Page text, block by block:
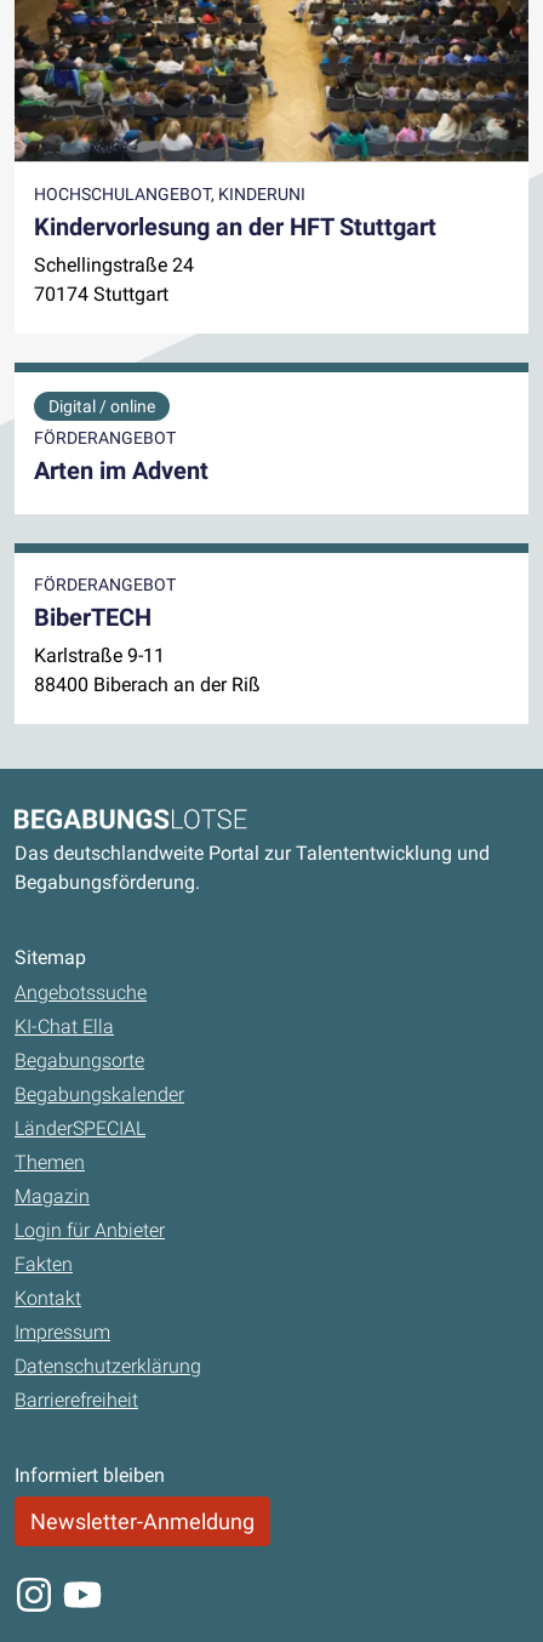
HOCHSCHULANGEBOT, KINDERUNI
Kindervorlesung an der HFT Stuttgart
Schellingstraße 24
70174 Stuttgart
Digital / online
FÖRDERANGEBOT
Arten im Advent
FÖRDERANGEBOT
BiberTECH
Karlstraße 9-11
88400 Biberach an der Riß
Begabungslotse
Das deutschlandweite Portal zur Talententwicklung und
Begabungsförderung.
Sitemap
Angebotssuche
KI-Chat Ella
Begabungsorte
Begabungskalender
LänderSPECIAL
Themen
Magazin
Login für Anbieter
Fakten
Kontakt
Impressum
Datenschutzerklärung
Barrierefreiheit
Informiert bleiben
Newsletter-Anmeldung
Instagram
Youtube